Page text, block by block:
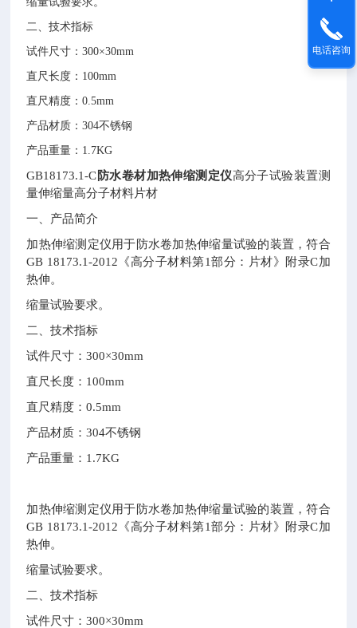
二、技术指标
试件尺寸：300×30mm
直尺长度： 100mm
直尺精度：0.5mm
产品材质：304不锈钢
产品重量： 1.7KG
GB18173.1-C防水卷材加热伸缩测定仪高分子试验装置测
量伸缩量高分子材料片材
一、产品简介
加热伸缩测定仪用于防水卷加热伸缩量试验的装置，符合
GB 18173.1-2012《高分子材料第1部分：片材》附录C加
热伸。
缩量试验要求。
二、技术指标
试件尺寸：300×30mm
直尺长度：100mm
直尺精度：0.5mm
产品材质：304不锈钢
产品重量：1.7KG
加热伸缩测定仪用于防水卷加热伸缩量试验的装置，符合
GB 18173.1-2012《高分子材料第1部分：片材》附录C加
热伸。
缩量试验要求。
二、技术指标
试件尺寸：300×30mm
电话咨询